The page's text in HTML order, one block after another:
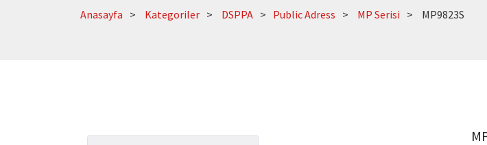
Anasayfa Kategoriler DSPPA Public Adress MP Serisi MP9823S